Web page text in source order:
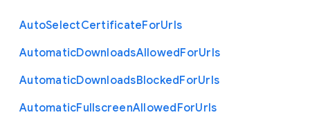
AutoSelectCertificateForUrls
AutomaticDownloadsAllowedForUrls
AutomaticDownloadsBlockedForUrls
AutomaticFullscreenAllowedForUrls